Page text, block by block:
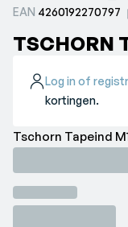
EAN 4260192270797
TSCHORN
Log in of
kortingen.